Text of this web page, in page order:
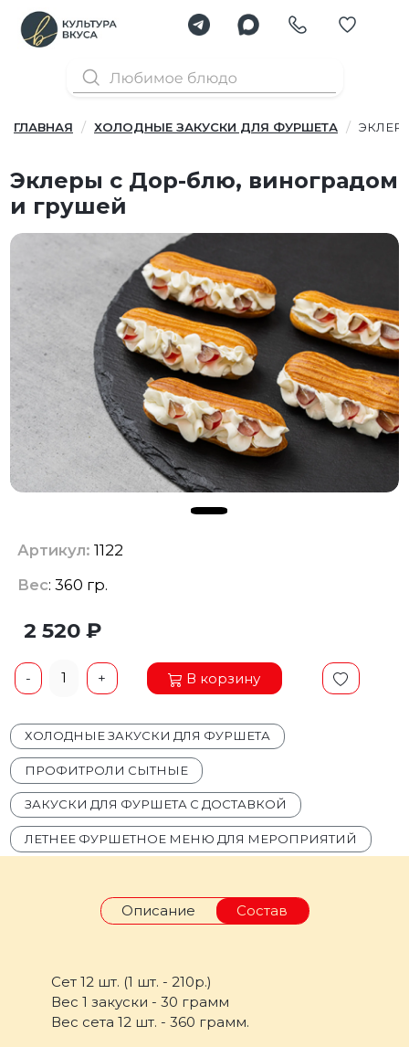
ГЛАВНАЯ ХОЛОДНЫЕ ЗАКУСКИ ДЛЯ ФУРШЕТА
Эклеры с Дор-блю, виноградом
и грушей
Артикул: 1122
Вес: 360 гр.
2 520 ₽
- 1 + В корзину
ХОЛОДНЫЕ ЗАКУСКИ ДЛЯ ФУРШЕТА
ПРОФИТРОЛИ СЫТНЫЕ
ЗАКУСКИ ДЛЯ ФУРШЕТА С ДОСТАВКОЙ
ЛЕТНЕЕ ФУРШЕТНОЕ МЕНЮ ДЛЯ МЕРОПРИЯТИЙ
Описание Состав
Сет 12 шт. (1 шт. - 210р.)
Вес 1 закуски - 30 грамм
Вес сета 12 шт. - 360 грамм.